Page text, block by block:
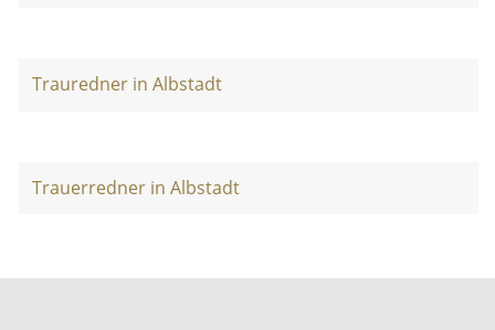
Trauredner in Albstadt
Trauerredner in Albstadt